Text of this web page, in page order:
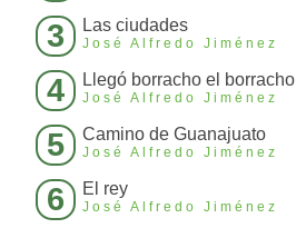
3 Las ciudades
José Alfredo Jiménez
4 Llegó borracho el borracho
José Alfredo Jiménez
5 Camino de Guanajuato
José Alfredo Jiménez
6 El rey
José Alfredo Jiménez